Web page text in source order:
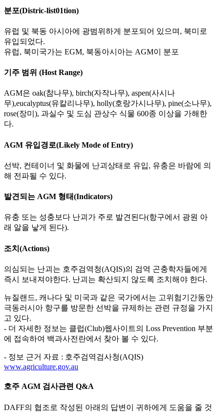
분포(Distric-list01tion)
유럽 및 북동 아시아에 광범위하게 분포되어 있으며, 북미로
유입되었다.
유럽, 북미국가는 EGM, 북동아시아는 AGM이 분포
기주 범위 (Host Range)
AGM은 oak(참나무), birch(자작나무), aspen(사시나
무),eucalyptus(유칼리나무), holly(호랑가시나무), pine(소나무),
rose(장미), 과실수 및 도심 관상수 식물 600종 이상을 가해한
다.
AGM 유입경로(Likely Mode of Entry)
선박, 컨테이너 및 화물에 난괴상태로 유입, 유충은 바람에 의
해 전파될 수 있다.
발견되는 AGM 형태(Indicators)
유충 또는 성충보다 난괴가 주로 발견된다(항구에서 광원 아
래 알을 낳게 된다).
조치(Actions)
의심되는 난괴는 호주검역청(AQIS)의 검역 곤충학자들에게
즉시 보내져야한다. 난괴는 확산되지 않도록 조치해야 한다.
뉴질랜드, 캐나다 및 미국과 같은 국가에서는 고위험기간동안
극동러시아 항구를 방문한 선박을 규제하는 관련 규정을 가지
고 있다.
- 더 자세한 정보는 클럽(Club)웹사이트의 Loss Prevention 부분
에 접속하여 백과사전란에서 찾아 볼 수 있다.
- 정보 근거 자료 : 호주검역검사청(AQIS)
www.agriculture.gov.au
호주 AGM 검사관련 Q&A
DAFF의 협조로 작성된 아래의 답변이 귀하에게 도움을 줄 것